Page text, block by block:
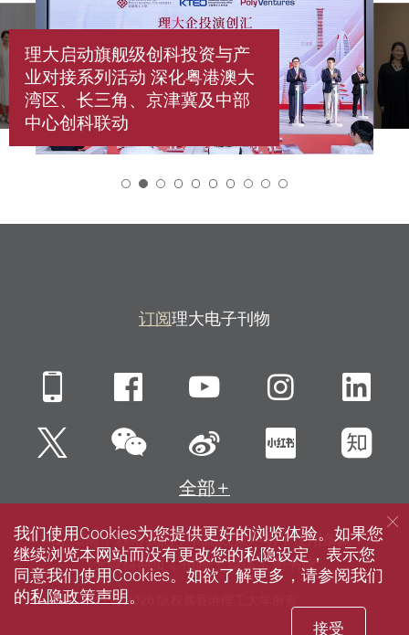
理大启动旗舰级创科投资与产
业对接系列活动 深化粤港澳大
湾区、长三角、京津冀及中部
中心创科联动
订阅理大电子刊物
Mobile FacebookYouTube
Twitter微信 新浪微博小红书知
全部
网站指南 联络我们 私隐政策声明
使用条款
无障碍网页
招聘 媒体 图书馆
© 2026 版权属香港理工大学所有
我们使用Cookies为您提供更好的浏览体验。如果您
继续浏览本网站而没有更改您的私隐设定，表示您
同意我们使用Cookies。如欲了解更多，请参阅我们
的私隐政策声明。
接受